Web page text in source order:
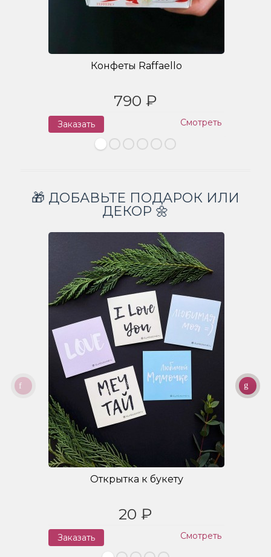
Конфеты Raffaello
790 ₽
Заказать Смотреть
🎁 ДОБАВЬТЕ ПОДАРОК ИЛИ
ДЕКОР 🌼
Открытка к букету
20 ₽
Заказать Смотреть